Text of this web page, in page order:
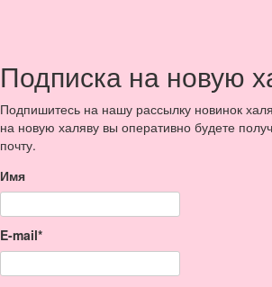
Подписка на новую
Подпишитесь на нашу рассылку новинок
на новую халяву вы оперативно будете
почту.
Имя
E-mail*